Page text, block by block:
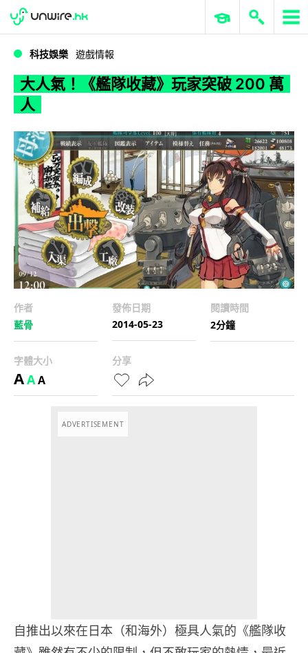
大人氣！《艦隊收藏》玩家突破 200 萬人
WWDC 2026 ERP 與商業 AI
科技娛樂 遊戲情報
大人氣！《艦隊收藏》玩家突破 200 萬
人
作者
藍骨
發佈日期
2014-05-23
閱讀時間
2分鐘
字體大小
AAA
分享
ADVERTISEMENT
自推出以來在日本（和海外）極具人氣的《艦隊收